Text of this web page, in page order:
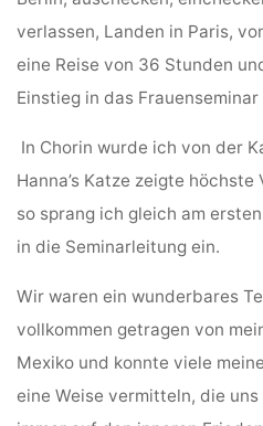
verlassen, Landen in Paris,
eine Reise von 36 Stunden
Einstieg in das Frauenseminar
In Chorin wurde ich von der
Hanna’s Katze zeigte
so sprang ich gleich am
in die Seminarleitung ein.
Wir waren ein wunderbares
vollkommen getragen von
Mexiko und konnte viele
eine Weise vermitteln, die